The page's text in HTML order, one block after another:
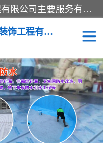
东莞市华展防水补漏装饰工程有限公司主要服务有：东莞防水补漏，东莞厂房防水补漏，东莞房屋渗漏水维修，楼面漏水维修，裂缝补漏，伸缩缝补漏，卫生间防水改造，厕所漏水补漏，外墙窗台补漏，电梯井堵漏，地下车库防水引水工程等
东莞市华展防水补漏装饰工程有限公司
外墙防水补漏
地下室防水补漏